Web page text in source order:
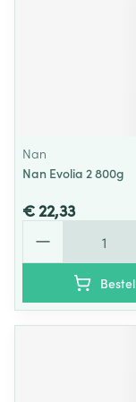
Nan
Nan Evolia 2 800g
€ 22,33
Bestel